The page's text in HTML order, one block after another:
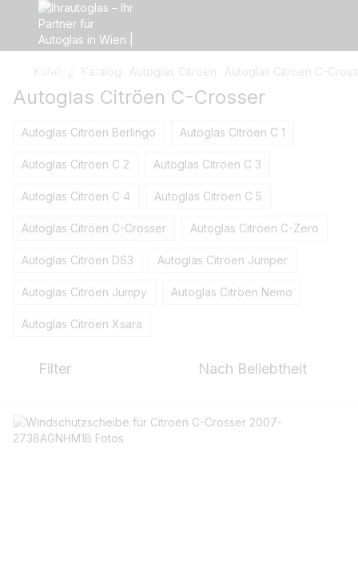
Katalog Katalog Autoglas Citröen Autoglas Citröen C-
Autoglas Citröen C-Crosser
Autoglas Citröen Berlingo Autoglas Citröen C 1
Autoglas Citröen C 2 Autoglas Citröen C 3
Autoglas Citröen C 4 Autoglas Citröen C 5
Autoglas Citröen C-Crosser Autoglas Citröen C-Zero
Autoglas Citröen DS3 Autoglas Citröen Jumper
Autoglas Citröen Jumpy Autoglas Citröen Nemo
Autoglas Citröen Xsara
Filter Nach Beliebtheit